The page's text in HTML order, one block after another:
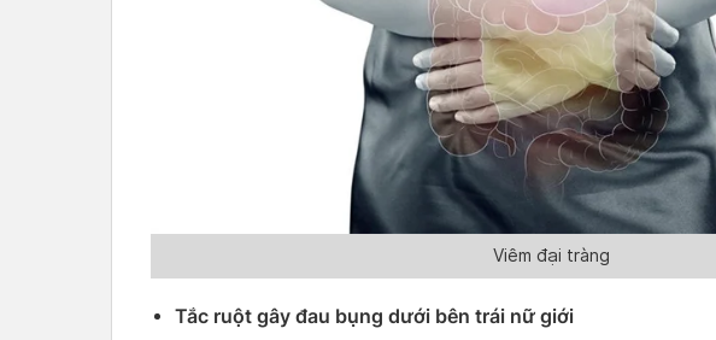
Viêm đại tràng
Tắc ruột gây đau bụng dưới bên trái nữ giới